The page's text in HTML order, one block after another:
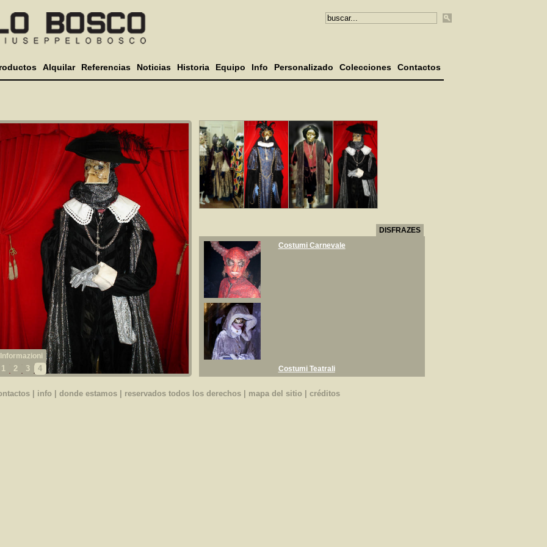
Alquilar Referencias Noticias Historia Equipo Info Personalizado Colecciones Contactos
1 2 3 4
DISFRAZES
Costumi Carnevale
Costumi Teatrali
| info| donde estamos| reservados todos los derechos | mapa del sitio| créditos